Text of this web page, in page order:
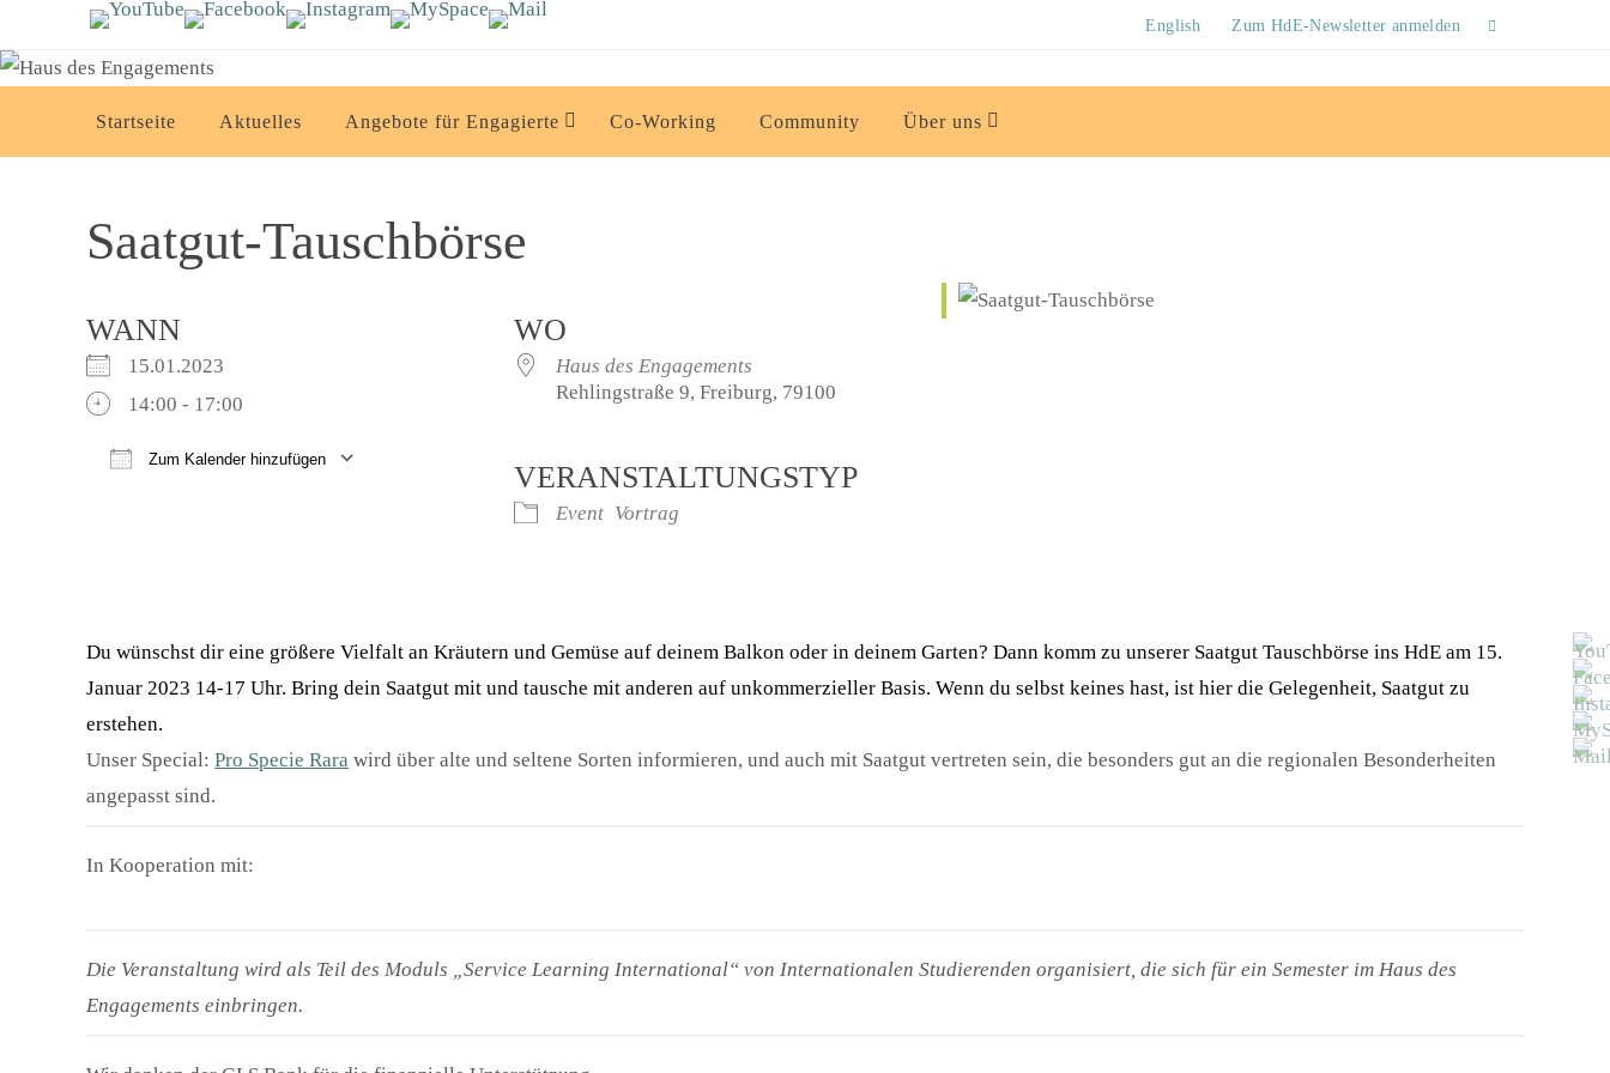
Inhalt
springen
English Zum HdE-Newsletter anmelden
springen
Startseite Aktuelles Angebote für Engagierte Co-Working Community Über uns
Saatgut-Tauschbörse
WANN
15.01.2023
14:00 - 17:00
Zum Kalender hinzufügen
WO
Haus des Engagements
Rehlingstraße 9, Freiburg, 79100
VERANSTALTUNGSTYP
Event Vortrag
Du wünschst dir eine größere Vielfalt an Kräutern und Gemüse auf deinem Balkon oder in deinem Garten? Dann komm zu unserer Saatgut Tauschbörse ins HdE am 15.
Januar 2023 14-17 Uhr. Bring dein Saatgut mit und tausche mit anderen auf unkommerzieller Basis. Wenn du selbst keines hast, ist hier die Gelegenheit, Saatgut zu
erstehen.
Unser Special: Pro Specie Rara wird über alte und seltene Sorten informieren, und auch mit Saatgut vertreten sein, die besonders gut an die regionalen Besonderheiten
angepasst sind.
In Kooperation mit:
Die Veranstaltung wird als Teil des Moduls „Service Learning International“ von Internationalen Studierenden organisiert, die sich für ein Semester im Haus des
Engagements einbringen.